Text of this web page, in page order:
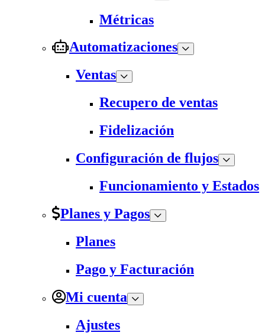
Métricas
Automatizaciones
Ventas
Recupero de ventas
Fidelización
Configuración de flujos
Funcionamiento y Estados
Planes y Pagos
Planes
Pago y Facturación
Mi cuenta
Ajustes